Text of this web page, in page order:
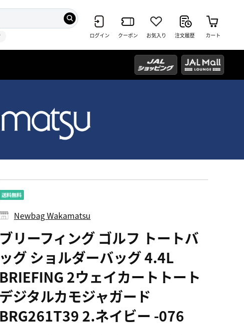
ログイン クーポン お気入り 注文履歴 カート
Newbag Wakamatsu
ブリーフィング ゴルフ トートバ
ッグ ショルダーバッグ 4.4L
BRIEFING 2ウェイカートトート
デジタルカモジャガード
BRG261T39 2.ネイビー -076